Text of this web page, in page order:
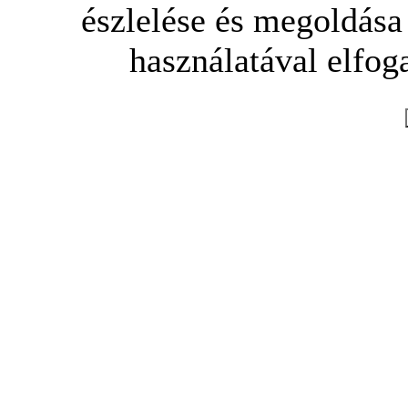
észlelése és
használatával